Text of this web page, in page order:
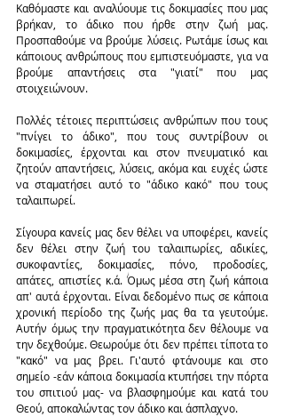
Καθόμαστε και αναλύουμε τις δοκιμασίες που μας
βρήκαν, το άδικο που ήρθε στην ζωή μας.
Προσπαθούμε να βρούμε λύσεις. Ρωτάμε ίσως και
κάποιους ανθρώπους που εμπιστευόμαστε, για να
βρούμε απαντήσεις στα "γιατί" που μας
στοιχειώνουν.
Πολλές τέτοιες περιπτώσεις ανθρώπων που τους
"πνίγει το άδικο", που τους συντρίβουν οι
δοκιμασίες, έρχονται και στον πνευματικό και
ζητούν απαντήσεις, λύσεις, ακόμα και ευχές ώστε
να σταματήσει αυτό το "άδικο κακό" που τους
ταλαιπωρεί.
Σίγουρα κανείς μας δεν θέλει να υποφέρει, κανείς
δεν θέλει στην ζωή του ταλαιπωρίες, αδικίες,
συκοφαντίες, δοκιμασίες, πόνο, προδοσίες,
απάτες, απιστίες κ.ά. Όμως μέσα στη ζωή κάποια
απ' αυτά έρχονται. Είναι δεδομένο πως σε κάποια
χρονική περίοδο της ζωής μας θα τα γευτούμε.
Αυτήν όμως την πραγματικότητα δεν θέλουμε να
την δεχθούμε. Θεωρούμε ότι δεν πρέπει τίποτα το
"κακό" να μας βρει. Γι'αυτό φτάνουμε και στο
σημείο -εάν κάποια δοκιμασία κτυπήσει την πόρτα
του σπιτιού μας- να βλασφημούμε και κατά του
Θεού, αποκαλώντας τον άδικο και άσπλαχνο.